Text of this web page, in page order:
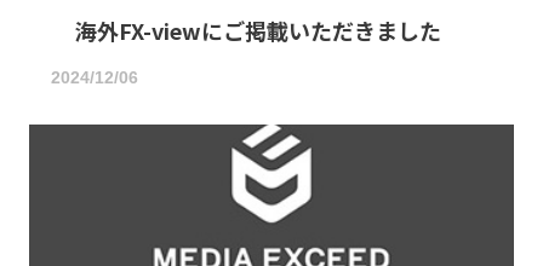
海外FX-viewにご掲載いただきました
2024/12/06